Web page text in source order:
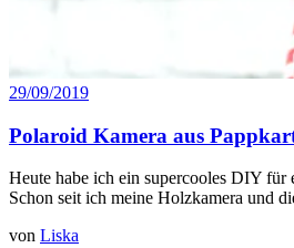
29/09/2019
Polaroid Kamera aus
Heute habe ich ein supercooles DIY für
Schon seit ich meine Holzkamera und
von Liska